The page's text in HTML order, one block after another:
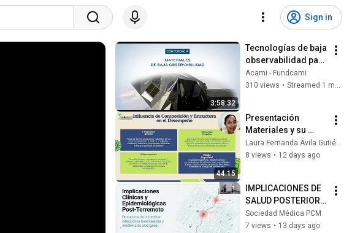
Sign in
3:58:32
Tecnologías de baja
observabilidad para
plataformas
avanzadas
Acami - Fundcami
310 views • Streamed 1 month ago
44:15
Presentación
Materiales y su
caracterización(cie
ncia e ingenería de
Laura Fernanda Ávila Gutiérrez
8 views • 12 days ago
IMPLICACIONES DE
SALUD POSTERIOR
AL TERREMOTO
Sociedad Médica PCM
7 views • 13 days ago